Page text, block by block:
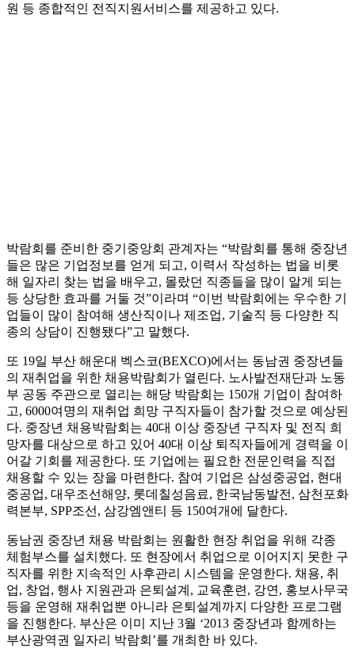
원 등 종합적인 전직지원서비스를 제공하고 있다.
박람회를 준비한 중기중앙회 관계자는 “박람회를 통해 중장년
들은 많은 기업정보를 얻게 되고, 이력서 작성하는 법을 비롯
해 일자리 찾는 법을 배우고, 몰랐던 직종들을 많이 알게 되는
등 상당한 효과를 거둘 것”이라며 “이번 박람회에는 우수한 기
업들이 많이 참여해 생산직이나 제조업, 기술직 등 다양한 직
종의 상담이 진행됐다”고 말했다.
또 19일 부산 해운대 벡스코(BEXCO)에서는 동남권 중장년들
의 재취업을 위한 채용박람회가 열린다. 노사발전재단과 노동
부 공동 주관으로 열리는 해당 박람회는 150개 기업이 참여하
고, 6000여명의 재취업 희망 구직자들이 참가할 것으로 예상된
다. 중장년 채용박람회는 40대 이상 중장년 구직자 및 전직 희
망자를 대상으로 하고 있어 40대 이상 퇴직자들에게 경력을 이
어갈 기회를 제공한다. 또 기업에는 필요한 전문인력을 직접
채용할 수 있는 장을 마련한다. 참여 기업은 삼성중공업, 현대
중공업, 대우조선해양, 롯데칠성음료, 한국남동발전, 삼천포화
력본부, SPP조선, 삼강엠앤티 등 150여개에 달한다.
동남권 중장년 채용 박람회는 원활한 현장 취업을 위해 각종
체험부스를 설치했다. 또 현장에서 취업으로 이어지지 못한 구
직자를 위한 지속적인 사후관리 시스템을 운영한다. 채용, 취
업, 창업, 행사 지원관과 은퇴설계, 교육훈련, 강연, 홍보사무국
등을 운영해 재취업뿐 아니라 은퇴설계까지 다양한 프로그램
을 진행한다. 부산은 이미 지난 3월 ‘2013 중장년과 함께하는
부산광역권 일자리 박람회’를 개최한 바 있다.